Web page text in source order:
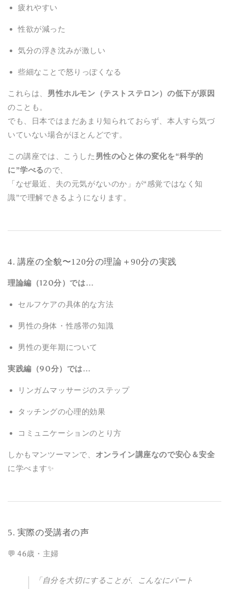
疲れやすい
性欲が減った
気分の浮き沈みが激しい
些細なことで怒りっぽくなる
これらは、 男性ホルモン（テストステロン）の低下が原因
のことも。
でも、日本ではまだあまり知られておらず、本人すら気づ
いていない場合がほとんどです。
この講座では、こうした 男性の心と体の変化を“科学的
に”学べるので、
「なぜ最近、夫の元気がないのか」が“感覚ではなく知
識”で理解できるようになります。
4. 講座の全貌〜120分の理論＋90分の実践
理論編（120分）では…
セルフケアの具体的な方法
男性の身体・性感帯の知識
男性の更年期について
実践編（90分）では…
リンガムマッサージのステップ
タッチングの心理的効果
コミュニケーションのとり方
しかもマンツーマンで、 オンライン講座なので安心＆安全
に学べます✨
5. 実際の受講者の声
💬 46歳・主婦
「自分を大切にすることが、こんなにパート